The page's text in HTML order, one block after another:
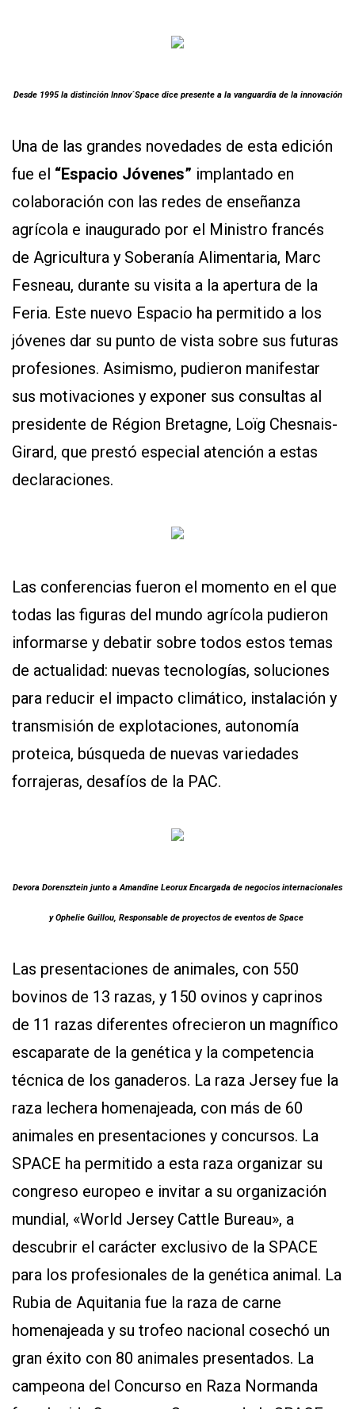
Desde 1995 la distinción Innov´Space dice presente a la vanguardia de la innovación
Una de las grandes novedades de esta edición
fue el “Espacio Jóvenes” implantado en
colaboración con las redes de enseñanza
agrícola e inaugurado por el Ministro francés
de Agricultura y Soberanía Alimentaria, Marc
Fesneau, durante su visita a la apertura de la
Feria. Este nuevo Espacio ha permitido a los
jóvenes dar su punto de vista sobre sus futuras
profesiones. Asimismo, pudieron manifestar
sus motivaciones y exponer sus consultas al
presidente de Région Bretagne, Loïg Chesnais-
Girard, que prestó especial atención a estas
declaraciones.
Las conferencias fueron el momento en el que
todas las figuras del mundo agrícola pudieron
informarse y debatir sobre todos estos temas
de actualidad: nuevas tecnologías, soluciones
para reducir el impacto climático, instalación y
transmisión de explotaciones, autonomía
proteica, búsqueda de nuevas variedades
forrajeras, desafíos de la PAC.
Devora Dorensztein junto a Amandine Leorux Encargada de negocios internacionales
y Ophelie Guillou, Responsable de proyectos de eventos de Space
Las presentaciones de animales, con 550
bovinos de 13 razas, y 150 ovinos y caprinos
de 11 razas diferentes ofrecieron un magnífico
escaparate de la genética y la competencia
técnica de los ganaderos. La raza Jersey fue la
raza lechera homenajeada, con más de 60
animales en presentaciones y concursos. La
SPACE ha permitido a esta raza organizar su
congreso europeo e invitar a su organización
mundial, «World Jersey Cattle Bureau», a
descubrir el carácter exclusivo de la SPACE
para los profesionales de la genética animal. La
Rubia de Aquitania fue la raza de carne
homenajeada y su trofeo nacional cosechó un
gran éxito con 80 animales presentados. La
campeona del Concurso en Raza Normanda